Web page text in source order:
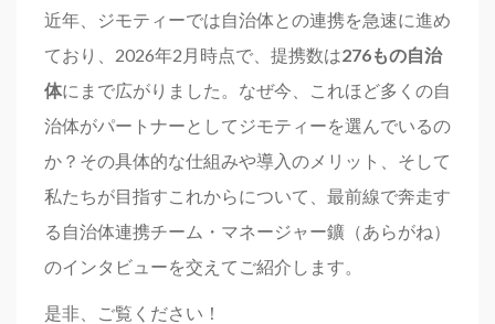
近年、ジモティーでは自治体との連携を急速に進め
ており、2026年2月時点で、提携数は276もの自治
体にまで広がりました。なぜ今、これほど多くの自
治体がパートナーとしてジモティーを選んでいるの
か？その具体的な仕組みや導入のメリット、そして
私たちが目指すこれからについて、最前線で奔走す
る自治体連携チーム・マネージャー鑛（あらがね）
のインタビューを交えてご紹介します。
是非、ご覧ください！